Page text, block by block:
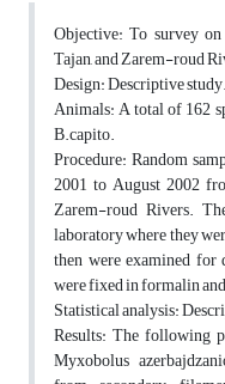
Objective: To survey
Tajan, and Zarem-roud
Design: Descriptive study.
Animals: A total of 162
B.capito.
Procedure: Random
2001 to August 2002
Zarem-roud Rivers.
laboratory where they
then were examined for
were fixed in formalin
Statistical analysis:
Results: The following
Myxobolus